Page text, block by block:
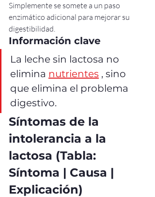
Simplemente se somete a un paso
enzimático adicional para mejorar su
digestibilidad.
Información clave
La leche sin lactosa no
elimina nutrientes , sino
que elimina el problema
digestivo.
Síntomas de la
intolerancia a la
lactosa (Tabla:
Síntoma | Causa |
Explicación)